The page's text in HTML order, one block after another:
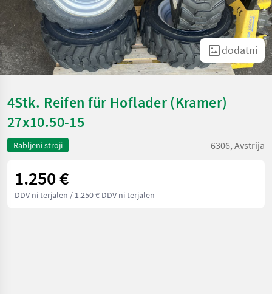
dodatni
4Stk. Reifen für Hoflader (Kramer)
27x10.50-15
Rabljeni stroji 6306, Avstrija
1.250 €
DDV ni terjalen / 1.250 € DDV ni terjalen